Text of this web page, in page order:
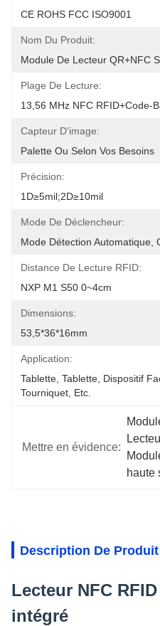
CE ROHS FCC ISO9001
Nom Du Produit:
Module De Lecteur QR+NFC
Plage De Lecture:
13,56 MHz NFC RFID+code-
Capteur D'image:
Palette Ou Selon Vos Besoins
Précision:
1D≥5mil;2D≥10mil
Mode De Déclencheur:
Mode Détection Automatique,
Distance De Lecture RFID:
NXP M1 S50 0~4cm
Dimensions:
53,5*36*16mm
Application:
Tablette, Tablette, Dispositif
Tourniquet, Etc.
Mettre en évidence:
haute
Description De Produit
Lecteur NFC
intégré